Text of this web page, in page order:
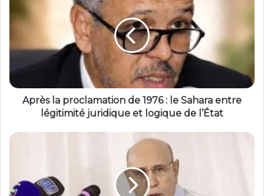
Après la proclamation de 1976 : le Sahara entre
légitimité juridique et logique de l’État